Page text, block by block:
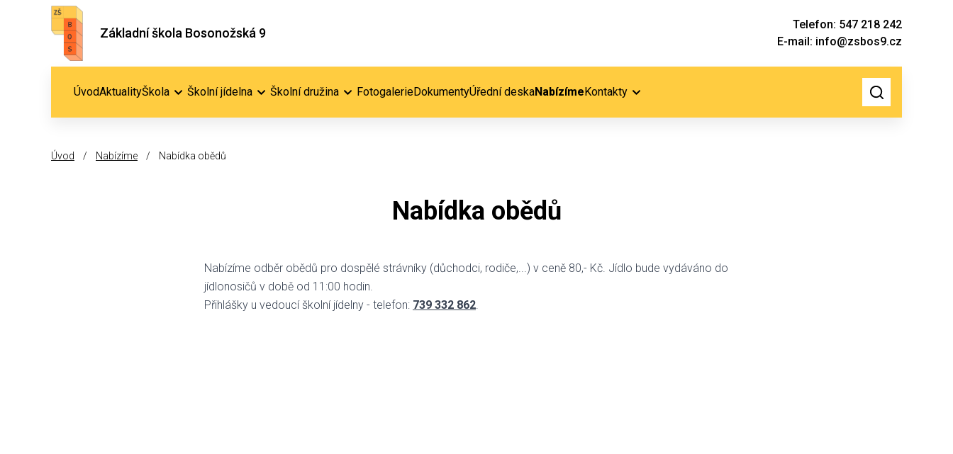
Základní škola Bosonožská 9
Telefon: 547 218 242
E-mail: info@zsbos9.cz
ÚvodAktualityŠkola Školní jídelna Školní družina FotogalerieDokumentyÚřední deskaNabízíme Kontakty
Úvod / Nabízíme / Nabídka obědů
Nabídka obědů
Nabízíme odběr obědů pro dospělé strávníky (důchodci, rodiče,...) v ceně 80,- Kč. Jídlo bude vydáváno do
jídlonosičů v době od 11:00 hodin.
Přihlášky u vedoucí školní jídelny - telefon: 739 332 862.